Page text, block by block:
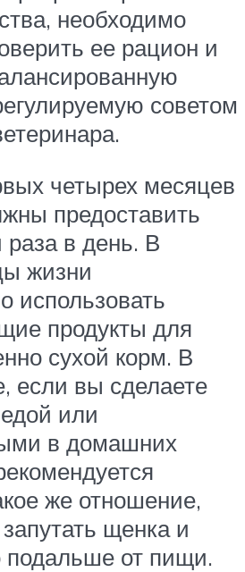
необходимо
ее рацион и
советом
четырех месяцев
предоставить
раза в день. В
жизни
использовать
продукты для
сухой корм. В
если вы сделаете
или
в домашних
же отношение,
щенка и
подальше от пищи.